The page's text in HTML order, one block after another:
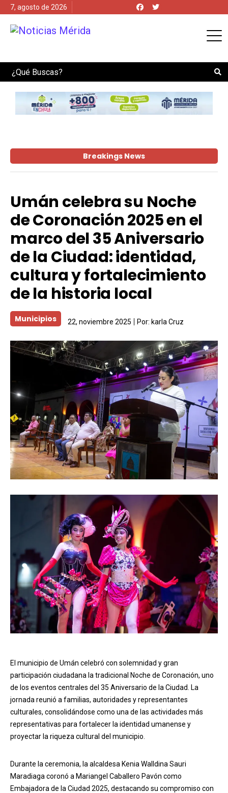
7, agosto de 2026
Search
Breakings News
Umán celebra su Noche
de Coronación 2025 en el
marco del 35 Aniversario
de la Ciudad: identidad,
cultura y fortalecimiento
de la historia local
Municipios 22, noviembre 2025 Por: karla Cruz
El municipio de Umán celebró con solemnidad y gran
participación ciudadana la tradicional Noche de Coronación, uno
de los eventos centrales del 35 Aniversario de la Ciudad. La
jornada reunió a familias, autoridades y representantes
culturales, consolidándose como una de las actividades más
representativas para fortalecer la identidad umanense y
proyectar la riqueza cultural del municipio.
Durante la ceremonia, la alcaldesa Kenia Walldina Sauri
Maradiaga coronó a Mariangel Caballero Pavón como
Embajadora de la Ciudad 2025, destacando su compromiso con